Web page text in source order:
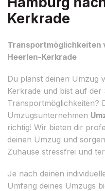
Kerkrade
Transportmöglichkeiten
Heerlen-Kerkrade
Du planst deinen Umzug
Kerkrade und bist auf der
Transportmöglichkeiten?
Umzugsunternehmen
richtig! Wir bieten dir
deinen Umzug und
Zuhause stressfrei und
Je nach deinen
Umfang deines Umzugs